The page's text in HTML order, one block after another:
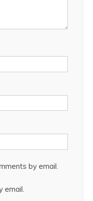
by email.
email.